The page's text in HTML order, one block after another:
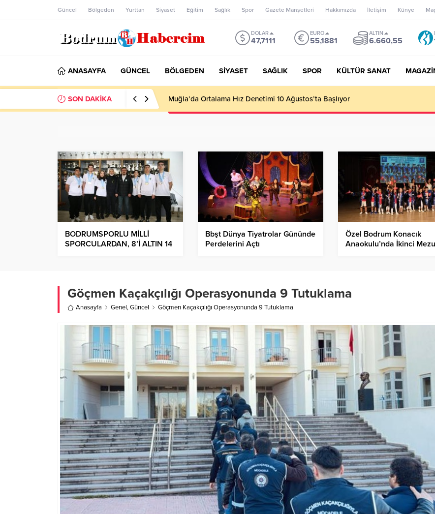
Güncel Bölgeden Yurttan Siyaset Eğitim Sağlık Spor Gazete Manşetleri Hakkımızda İletişim Künye
DOLAR
47,7111
EURO
55,1881
ALTIN
6.660,55
ANASAYFA GÜNCEL BÖLGEDEN SİYASET SAĞLIK SPOR KÜLTÜR SANAT
SON DAKİKA Ankara; “Bodrum’un misyonu, mottosu, vizyonu; genç oyuncuları parlatıp onlara
BODRUMSPORLU MİLLİ
SPORCULARDAN, 8’İ ALTIN 14
Bbşt Dünya Tiyatrolar Gününde
Perdelerini Açtı
Özel Bodrum Konacık
Anaokulu’nda İkinci
Göçmen Kaçakçılığı Operasyonunda 9 Tutuklama
Anasayfa Genel,Güncel Göçmen Kaçakçılığı Operasyonunda 9 Tutuklama